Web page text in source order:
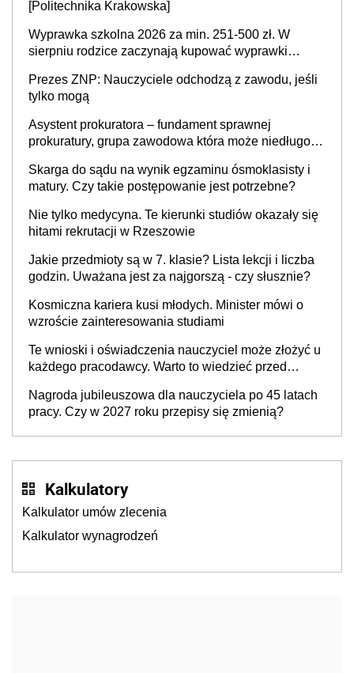
[Politechnika Krakowska]
Wyprawka szkolna 2026 za min. 251-500 zł. W
sierpniu rodzice zaczynają kupować wyprawki
ponad 1 tys. zł
Prezes ZNP: Nauczyciele odchodzą z zawodu, jeśli
tylko mogą
Asystent prokuratora – fundament sprawnej
prokuratury, grupa zawodowa która może niedługo
Skarga do sądu na wynik egzaminu ósmoklasisty i
matury. Czy takie postępowanie jest potrzebne?
Nie tylko medycyna. Te kierunki studiów okazały się
hitami rekrutacji w Rzeszowie
Jakie przedmioty są w 7. klasie? Lista lekcji i liczba
godzin. Uważana jest za najgorszą - czy słusznie?
Kosmiczna kariera kusi młodych. Minister mówi o
wzroście zainteresowania studiami
Te wnioski i oświadczenia nauczyciel może złożyć u
każdego pracodawcy. Warto to wiedzieć przed
Nagroda jubileuszowa dla nauczyciela po 45 latach
pracy. Czy w 2027 roku przepisy się zmienią?
Kalkulatory
Kalkulator umów zlecenia
Kalkulator wynagrodzeń